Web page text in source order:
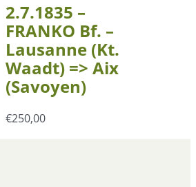
2.7.1835 –
FRANKO Bf. –
Lausanne (Kt.
Waadt) => Aix
(Savoyen)
€250,00